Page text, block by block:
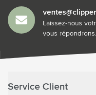
Laissez-nous
vous répondrons.
Service Client